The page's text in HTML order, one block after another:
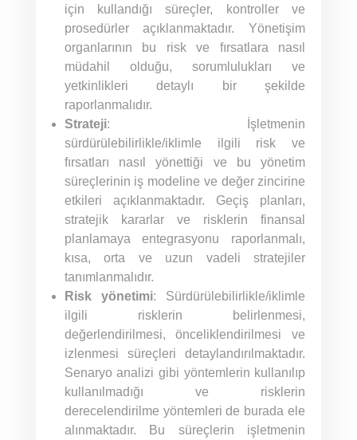
için kullandığı süreçler, kontroller ve
prosedürler açıklanmaktadır. Yönetişim
organlarının bu risk ve fırsatlara nasıl
müdahil olduğu, sorumlulukları ve
yetkinlikleri detaylı bir şekilde
raporlanmalıdır.
Strateji: İşletmenin
sürdürülebilirlikle/iklimle ilgili risk ve
fırsatları nasıl yönettiği ve bu yönetim
süreçlerinin iş modeline ve değer zincirine
etkileri açıklanmaktadır. Geçiş planları,
stratejik kararlar ve risklerin finansal
planlamaya entegrasyonu raporlanmalı,
kısa, orta ve uzun vadeli stratejiler
tanımlanmalıdır.
Risk yönetimi: Sürdürülebilirlikle/iklimle
ilgili risklerin belirlenmesi,
değerlendirilmesi, önceliklendirilmesi ve
izlenmesi süreçleri detaylandırılmaktadır.
Senaryo analizi gibi yöntemlerin kullanılıp
kullanılmadığı ve risklerin
derecelendirilme yöntemleri de burada ele
alınmaktadır. Bu süreçlerin işletmenin